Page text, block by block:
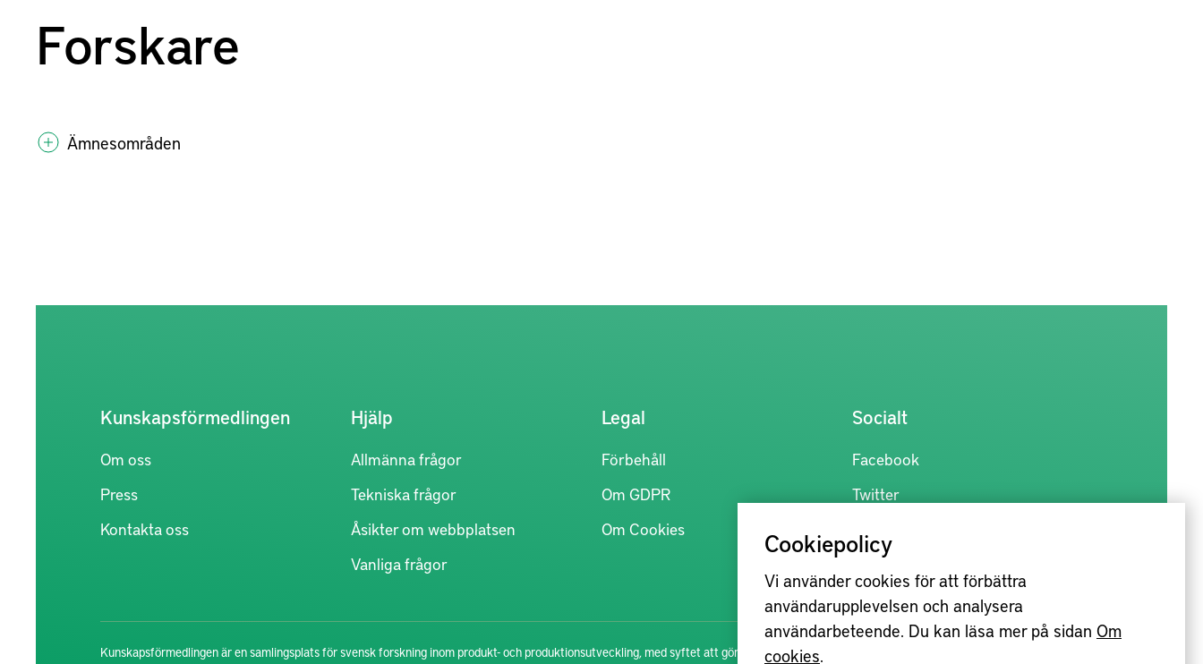
Forskare
Ämnesområden
Cookiepolicy
Vi använder cookies för att förbättra
användarupplevelsen och analysera
användarbeteende. Du kan läsa mer på sidan Om
cookies.
Kunskapsförmedlingen
Om oss
Press
Kontakta oss
Hjälp
Allmänna frågor
Tekniska frågor
Åsikter om webbplatsen
Vanliga frågor
Legal
Förbehåll
Om GDPR
Om Cookies
Socialt
Facebook
Twitter
Kunskapsförmedlingen är en samlingsplats för svensk forskning inom produkt- och produktionsutveckling, med syftet att göra